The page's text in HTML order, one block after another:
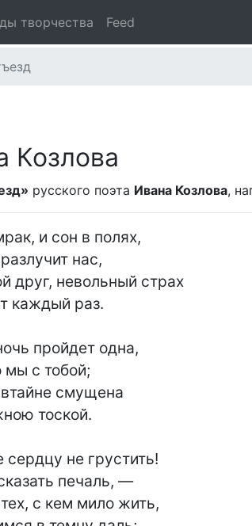
творчества Feed
Козлова
русского поэта Ивана Козлова,
и сон в полях,
друг, невольный страх
пройдет одна,
смущена
сердцу не грустить!
с кем мило жить,